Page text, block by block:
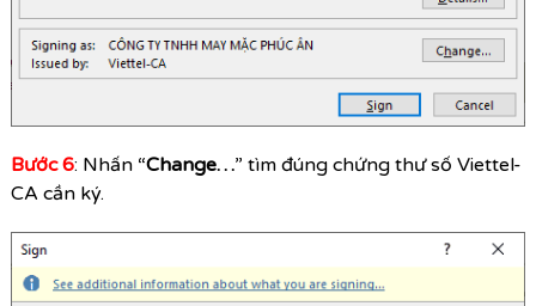
Bước 6: Nhấn “Change…” tìm đúng chứng thư số Viettel-
CA cần ký.